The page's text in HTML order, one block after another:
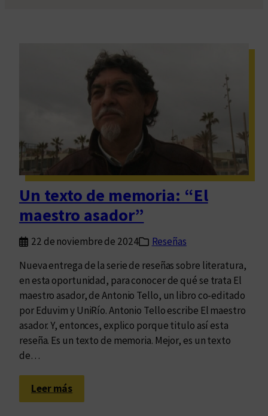
Un texto de memoria: “El
maestro asador”
22 de noviembre de 2024
Reseñas
Nueva entrega de la serie de reseñas sobre literatura,
en esta oportunidad, para conocer de qué se trata El
maestro asador, de Antonio Tello, un libro co-editado
por Eduvim y UniRío. Antonio Tello escribe El maestro
asador. Y, entonces, explico porque titulo así esta
reseña. Es un texto de memoria. Mejor, es un texto
de…
Leer más:
U